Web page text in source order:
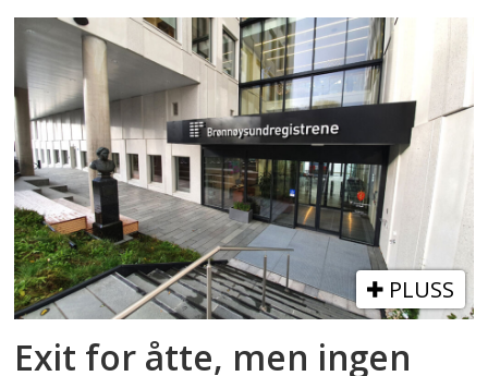
PLUSS
Exit for åtte, men ingen